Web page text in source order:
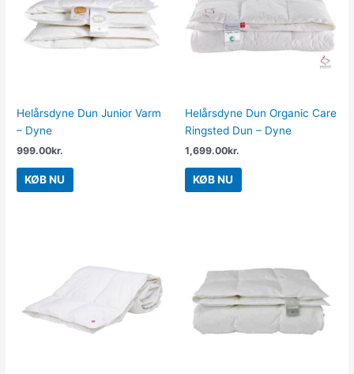
Helårsdyne Dun Junior Varm
– Dyne
999.00kr.
KØB NU
Helårsdyne Dun Organic Care
Ringsted Dun – Dyne
1,699.00kr.
KØB NU